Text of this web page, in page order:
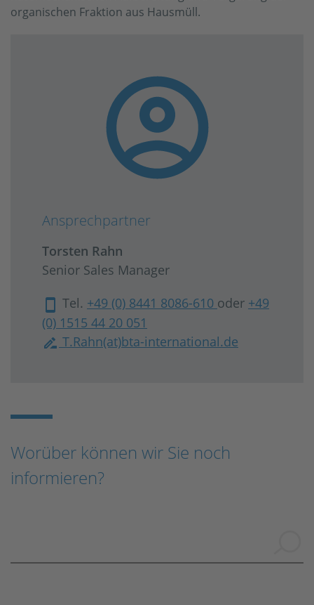
organischen Fraktion aus Hausmüll.
Ansprechpartner
Torsten Rahn
Senior Sales Manager
Tel. +49 (0) 8441 8086-610 oder +49
(0) 1515 44 20 051
T.Rahn(at)bta-international.de
Worüber können wir Sie noch
informieren?